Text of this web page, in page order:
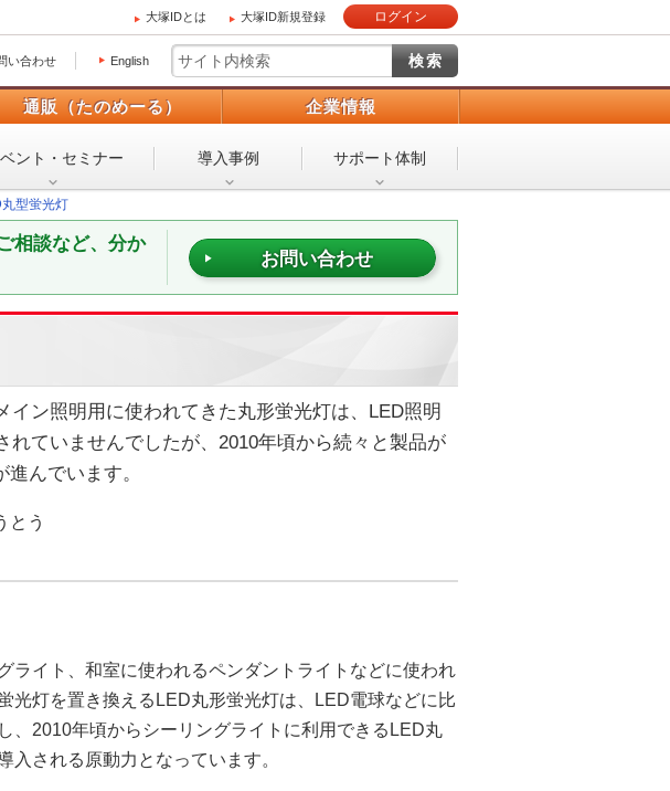
大塚IDとは 大塚ID新規登録 ログイン
い合わせ English
通販（たのめーる） 企業情報
ント・ セミナー 導入事例 サポート体制
丸型蛍光灯
相談など、分か
お問い合わせ
イン照明用に使われてきた丸形蛍光灯は、LED照明
ていませんでしたが、2010年頃から続々と製品が
んでいます。
とう
ライト、和室に使われるペンダントライトなどに使われ
光灯を置き換えるLED丸形蛍光灯は、LED電球などに比
、2010年頃からシーリングライトに利用できるLED丸
される原動力となっています。